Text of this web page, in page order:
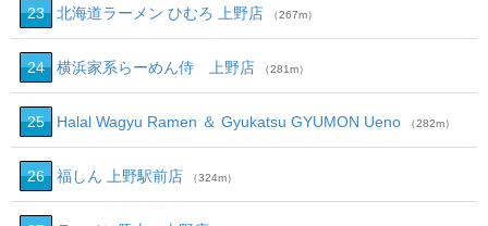
23 北海道ラーメン ひむろ 上野店 （267m）
24 横浜家系らーめん侍 上野店 （281m）
25 Halal Wagyu Ramen ＆ Gyukatsu GYUMON Ueno （282m）
26 福しん 上野駅前店 （324m）